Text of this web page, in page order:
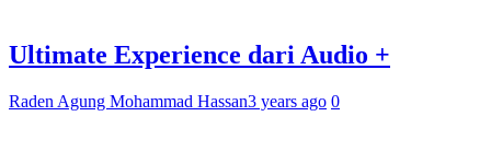
Ultimate Experience dari Audio +
Raden Agung Mohammad Hassan3 years ago 0